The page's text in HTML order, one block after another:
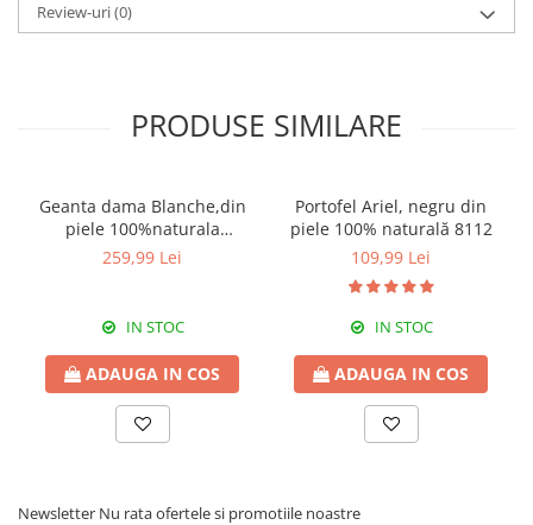
Review-uri(0)
PRODUSE SIMILARE
Geanta dama Blanche,din
piele 100%naturala
Italia,8246,negru
259,99 Lei
IN STOC
ADAUGA IN COS
Portofel Ariel, negru din
piele 100% naturală 8112
109,99 Lei
IN STOC
ADAUGA IN COS
Newsletter Nu rata ofertele si promotiile noastre